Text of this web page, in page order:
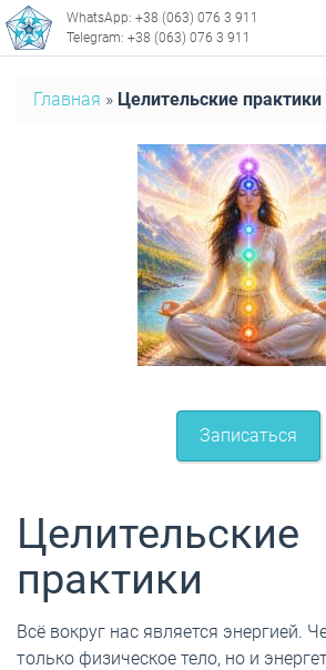
WhatsApp: +38 (063) 076 3 911
Telegram: +38 (063) 076 3 911
Главная » Целительские практики
Записаться
Целительские
практики
Всё вокруг нас является энергией.
только физическое тело, но и